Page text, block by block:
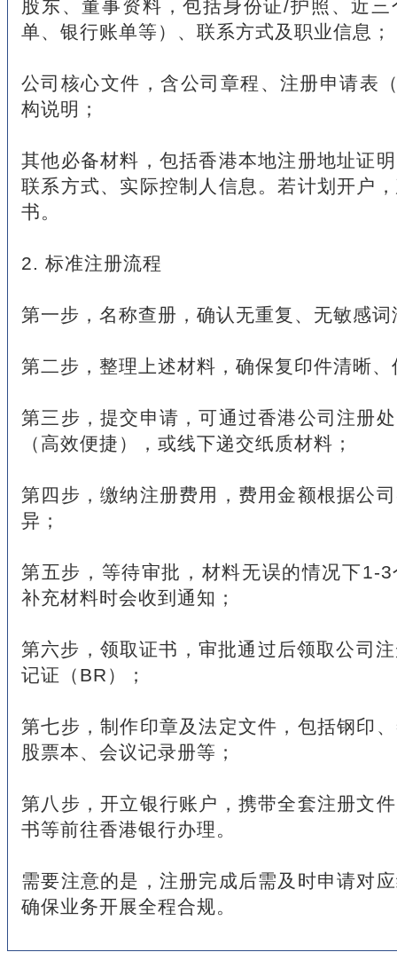
股东、董事资料，包括身份证/护照、近
单、银行账单等）、联系方式及职业信息；
公司核心文件，含公司章程、注册申请表
构说明；
其他必备材料，包括香港本地注册地址证
联系方式、实际控制人信息。若计划开户
书。
2. 标准注册流程
第一步，名称查册，确认无重复、无敏感
第二步，整理上述材料，确保复印件清晰
第三步，提交申请，可通过香港公司注册
（高效便捷），或线下递交纸质材料；
第四步，缴纳注册费用，费用金额根据公
异；
第五步，等待审批，材料无误的情况下1-
补充材料时会收到通知；
第六步，领取证书，审批通过后领取公司
记证（BR）；
第七步，制作印章及法定文件，包括钢印
股票本、会议记录册等；
第八步，开立银行账户，携带全套注册文
书等前往香港银行办理。
需要注意的是，注册完成后需及时申请对
确保业务开展全程合规。